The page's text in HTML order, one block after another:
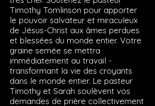
Timothy Tomlinson pour apporter
le pouvoir salvateur et miraculeux
de Jésus-Christ aux âmes perdues
et blessées du monde entier. Votre
graine semée se mettra
immédiatement au travail -
transformant la vie des croyants
dans le monde entier. Le pasteur
Timothy et Sarah soulèvent vos
demandes de prière collectivement